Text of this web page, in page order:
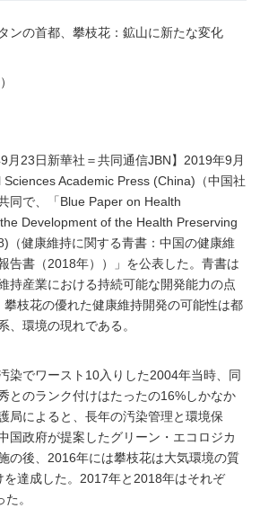
ンの首都、攀枝花：鉱山に新たな変化
月23日新華社＝共同通信JBN】2019年9月
Academic Press (China)（中国社
同で、「Blue Paper on Health
Development of the Health Preserving
（健康維持に関する青書：中国の健康維
告書（2018年））」を公表した。青書は
持産業における持続可能な開発能力の点
枝花の優れた健康維持開発の可能性は都
、環境の現れである。
染でワースト10入りした2004年当時、同
とのランク付けはたったの16%しかなか
局によると、長年の汚染管理と環境保
国政府が提案したグリーン・エコロジカ
の後、2016年には攀枝花は大気環境の質
を達成した。2017年と2018年はそれぞ
。